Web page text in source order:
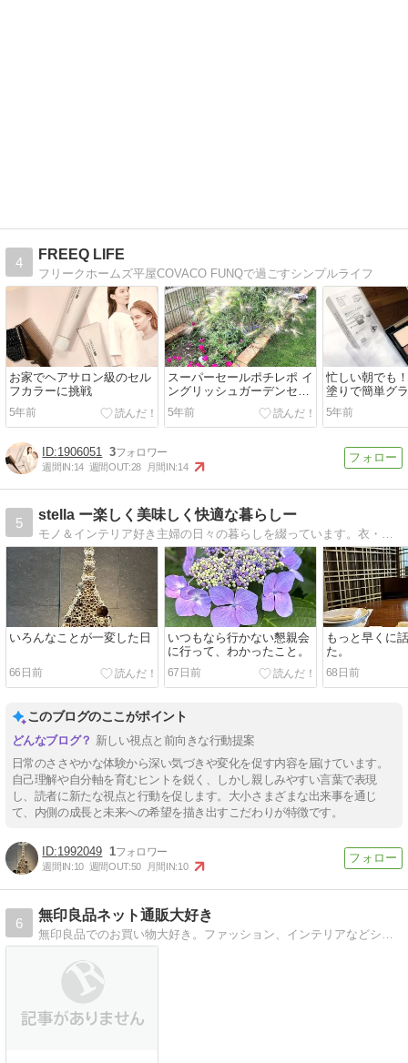
4
FREEQ LIFE
フリークホームズ平屋COVACO FUNQで過ごすシンプルライフ
お家でヘアサロン級のセル
フカラーに挑戦
5年前
スーパーセールポチレポ イ
ングリッシュガーデンセッ
トのお庭の様子
5年前
忙しい朝でも
塗りで簡単グ
アイメイク
5年前
1906051 3
週間IN:14 週間OUT:28 月間IN:14
5
stella ー楽しく美味しく快適な暮らしー
いろんなことが一変した日
66日前
いつもなら行かない懇親会
に行って、わかったこと。
67日前
もっと早くに
た。
68日前
このブログのここがポイント
新しい視点と前向きな行動提案
日常のささやかな体験から深い気づきや変化を促す内容を届けています。
自己理解や自分軸を育むヒントを鋭く、しかし親しみやすい言葉で表現
し、読者に新たな視点と行動を促します。大小さまざまな出来事を通じ
て、内側の成長と未来への希望を描き出すこだわりが特徴です。
1992049 1
週間IN:10 週間OUT:50 月間IN:10
6
無印良品ネット通販大好き